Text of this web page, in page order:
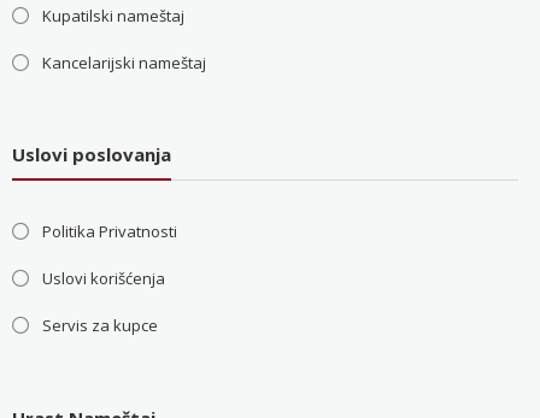
Kupatilski nameštaj
Kancelarijski nameštaj
Uslovi poslovanja
Politika Privatnosti
Uslovi korišćenja
Servis za kupce